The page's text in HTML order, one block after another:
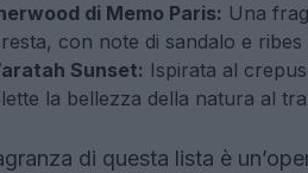
di Memo Paris: Una
con note di sandalo e ribes
Sunset: Ispirata al
la bellezza della natura al
di questa lista è